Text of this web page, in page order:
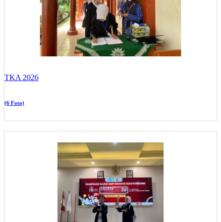
TKA 2026
(6 Foto)